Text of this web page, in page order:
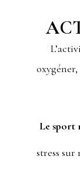
Le sport
stress